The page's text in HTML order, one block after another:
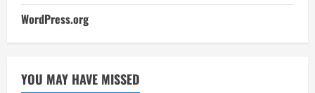
WordPress.org
YOU MAY HAVE MISSED